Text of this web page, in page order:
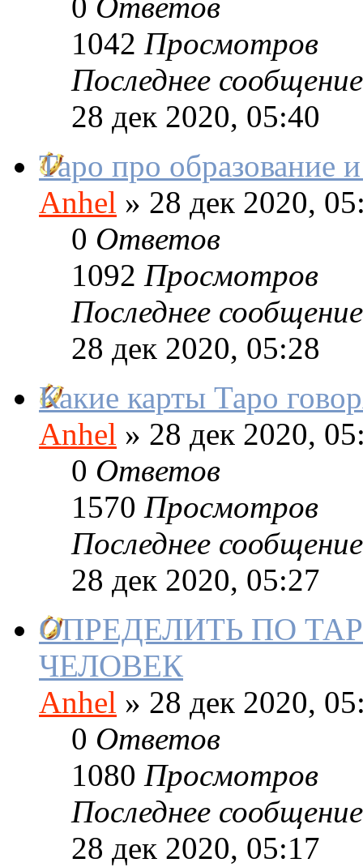
0 Ответов
1042 Просмотров
Последнее сообщение
28 дек 2020, 05:40
Таро про образование
Anhel » 28 дек 2020,
0 Ответов
1092 Просмотров
Последнее сообщение
28 дек 2020, 05:28
Какие карты Таро
Anhel » 28 дек 2020,
0 Ответов
1570 Просмотров
Последнее сообщение
28 дек 2020, 05:27
ОПРЕДЕЛИТЬ ПО
ЧЕЛОВЕК
Anhel » 28 дек 2020,
0 Ответов
1080 Просмотров
Последнее сообщение
28 дек 2020, 05:17